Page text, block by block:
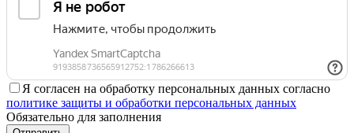
Я согласен на обработку персональных данных согласно
политике защиты и обработки персональных данных
Обязательно для заполнения